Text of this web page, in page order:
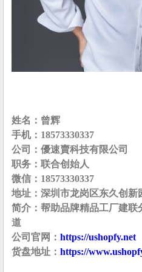
姓名：曾辉
手机：18573330337
公司：優速賣科技有限公司
职务：联合创始人
微信：18573330337
地址：深圳市龙岗区东久创新
简介：帮助品牌精品工厂建联
道
公司官网：https://ushopfy.net
货盘地址：https://